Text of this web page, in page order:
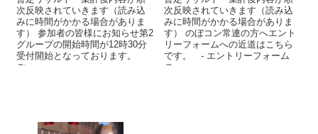
次反映されていきます（読み込
みに時間がかかる場合がありま
す） 参加者の皆様にお知らせ第2
グループの開始時間が12時30分
受付開始となっております。
ご...
次反映されていきます（読み込
みに時間がかかる場合がありま
す） のぼコン常連の方へエント
リーフォームへの近道はこちら
です。 - エントリーフォーム
の...